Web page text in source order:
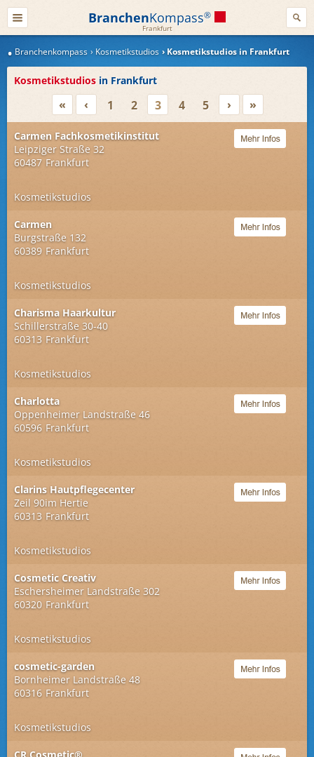
BranchenKompass®
Frankfurt
Branchenkompass Kosmetikstudios Kosmetikstudios in Frankfurt
Kosmetikstudios in Frankfurt
« ‹ 1 2 3 4 5 › »
Carmen Fachkosmetikinstitut
Leipziger Straße 32
60487 Frankfurt
Kosmetikstudios
Carmen
Burgstraße 132
60389 Frankfurt
Kosmetikstudios
Charisma Haarkultur
Schillerstraße 30-40
60313 Frankfurt
Kosmetikstudios
Charlotta
Oppenheimer Landstraße 46
60596 Frankfurt
Kosmetikstudios
Clarins Hautpflegecenter
Zeil 90im Hertie
60313 Frankfurt
Kosmetikstudios
Cosmetic Creativ
Eschersheimer Landstraße 302
60320 Frankfurt
Kosmetikstudios
cosmetic-garden
Bornheimer Landstraße 48
60316 Frankfurt
Kosmetikstudios